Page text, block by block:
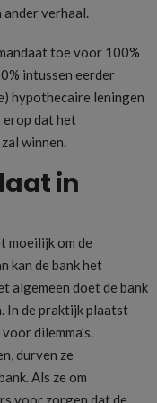
verhaal.
toe voor 100%
intussen eerder
hypothecaire leningen
erop dat het
winnen.
in
moeilijk om de
kan de bank het
algemeen doet de bank
In de praktijk plaatst
dilemma’s.
durven ze
Als ze om
voor zorgen dat de